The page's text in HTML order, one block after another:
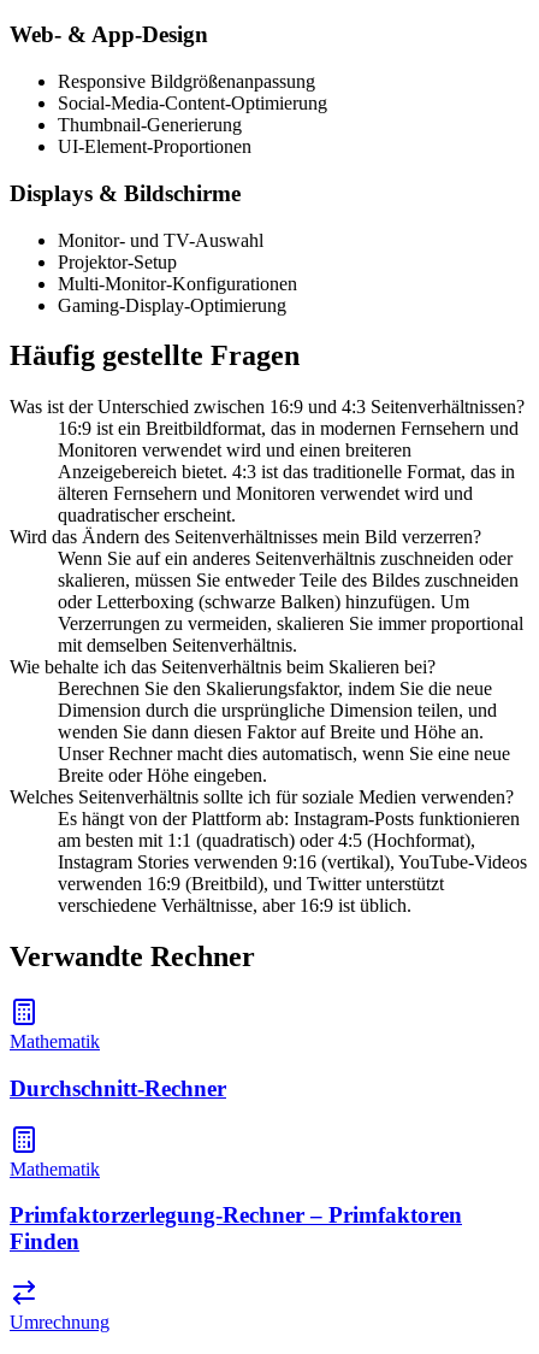
Web- & App-Design
Responsive Bildgrößenanpassung
Social-Media-Content-Optimierung
Thumbnail-Generierung
UI-Element-Proportionen
Displays & Bildschirme
Monitor- und TV-Auswahl
Projektor-Setup
Multi-Monitor-Konfigurationen
Gaming-Display-Optimierung
Häufig gestellte Fragen
Was ist der Unterschied zwischen 16:9 und 4:3 Seitenverhältnissen?
16:9 ist ein Breitbildformat, das in modernen Fernsehern und
Monitoren verwendet wird und einen breiteren
Anzeigebereich bietet. 4:3 ist das traditionelle Format, das in
älteren Fernsehern und Monitoren verwendet wird und
quadratischer erscheint.
Wird das Ändern des Seitenverhältnisses mein Bild verzerren?
Wenn Sie auf ein anderes Seitenverhältnis zuschneiden oder
skalieren, müssen Sie entweder Teile des Bildes zuschneiden
oder Letterboxing (schwarze Balken) hinzufügen. Um
Verzerrungen zu vermeiden, skalieren Sie immer proportional
mit demselben Seitenverhältnis.
Wie behalte ich das Seitenverhältnis beim Skalieren bei?
Berechnen Sie den Skalierungsfaktor, indem Sie die neue
Dimension durch die ursprüngliche Dimension teilen, und
wenden Sie dann diesen Faktor auf Breite und Höhe an.
Unser Rechner macht dies automatisch, wenn Sie eine neue
Breite oder Höhe eingeben.
Welches Seitenverhältnis sollte ich für soziale Medien verwenden?
Es hängt von der Plattform ab: Instagram-Posts funktionieren
am besten mit 1:1 (quadratisch) oder 4:5 (Hochformat),
Instagram Stories verwenden 9:16 (vertikal), YouTube-Videos
verwenden 16:9 (Breitbild), und Twitter unterstützt
verschiedene Verhältnisse, aber 16:9 ist üblich.
Verwandte Rechner
Mathematik
Durchschnitt-Rechner
Mathematik
Primfaktorzerlegung-Rechner – Primfaktoren
Finden
Umrechnung